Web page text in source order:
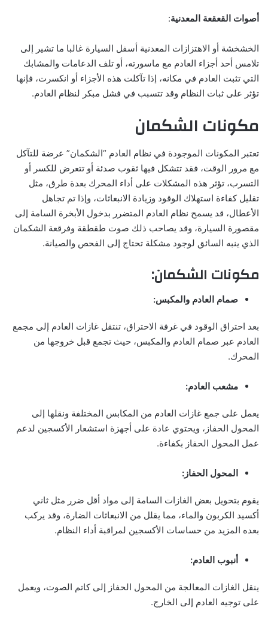
أصوات القعقعة المعدنية:
الخشخشة أو الاهتزازات المعدنية أسفل السيارة غالبا ما تشير إلى
تلامس أحد أجزاء العادم مع ماسورته، أو تلف الدعامات والمشابك
التي تثبت العادم في مكانه، إذا تآكلت هذه الأجزاء أو انكسرت، فإنها
تؤثر على ثبات النظام وقد تتسبب في فشل مبكر لنظام العادم.
مكونات الشكمان
تعتبر المكونات الموجودة في نظام العادم “الشكمان” عرضة للتآكل
مع مرور الوقت، فقد تتشكل فيها ثقوب صدئة أو تتعرض للكسر أو
التسرب، تؤثر هذه المشكلات على أداء المحرك بعدة طرق، مثل
تقليل كفاءة استهلاك الوقود وزيادة الانبعاثات، وإذا تم تجاهل
الأعطال، قد يسمح نظام العادم المتضرر بدخول الأبخرة السامة إلى
مقصورة السيارة، وقد يصاحب ذلك صوت طقطقة وفرقعة الشكمان
الذي ينبه السائق لوجود مشكلة تحتاج إلى الفحص والصيانة.
مكونات الشكمان:
صمام العادم والمكبس:
بعد احتراق الوقود في غرفة الاحتراق، تنتقل غازات العادم إلى مجمع
العادم عبر صمام العادم والمكبس، حيث تجمع قبل خروجها من
المحرك.
مشعب العادم:
يعمل على جمع غازات العادم من المكابس المختلفة ونقلها إلى
المحول الحفاز، ويحتوي عادة على أجهزة استشعار الأكسجين لدعم
عمل المحول الحفاز بكفاءة.
المحول الحفاز:
يقوم بتحويل بعض الغازات السامة إلى مواد أقل ضرر مثل ثاني
أكسيد الكربون والماء، مما يقلل من الانبعاثات الضارة، وقد يركب
بعده المزيد من حساسات الأكسجين لمراقبة أداء النظام.
أنبوب العادم:
ينقل الغازات المعالجة من المحول الحفاز إلى كاتم الصوت، ويعمل
على توجيه العادم إلى الخارج.